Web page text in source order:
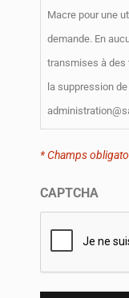
Macre pour une
demande. En
transmises à des
la suppression
* Champs
CAPTCHA